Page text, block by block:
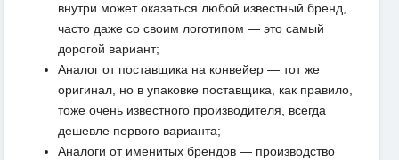
внутри может оказаться любой известный бренд,
часто даже со своим логотипом — это самый
дорогой вариант;
Аналог от поставщика на конвейер — тот же
оригинал, но в упаковке поставщика, как правило,
тоже очень известного производителя, всегда
дешевле первого варианта;
Аналоги от именитых брендов — производство